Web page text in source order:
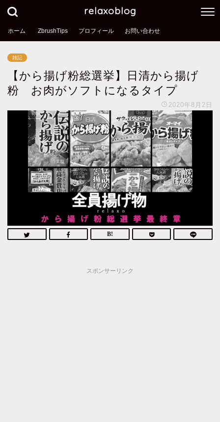
relaxoblog
ホーム ZbrushTips プロフィール お問い合わせ
雑記
【から揚げ粉総選挙】日清から揚げ
粉 お肉がソフトになるタイプ
2020年8月2日
スポンサーリンク